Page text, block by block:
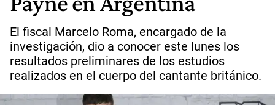
El fiscal Marcelo Roma, encargado de la
investigación, dio a conocer este lunes los
resultados preliminares de los estudios
realizados en el cuerpo del cantante británico.